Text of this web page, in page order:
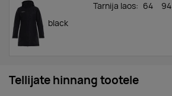
black
Tarnija laos: 64 94
Tellijate hinnang tootele